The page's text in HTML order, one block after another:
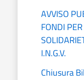
AVVISO
FONDI
I.N.G.V.
Chiusura